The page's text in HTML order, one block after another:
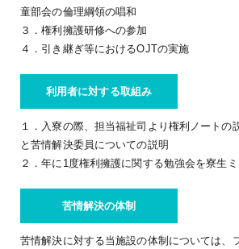
童部会の倫理綱領の唱和
３．権利擁護研修への参加
４．引き継ぎ等におけるOJTの実施
利用者に対する取組み
１．入寮の際、担当福祉司より権利ノートの
と苦情解決委員についての説明
２．年に1度権利擁護に関する勉強会を寮生
苦情解決の体制
苦情解決に対する当施設の体制については、